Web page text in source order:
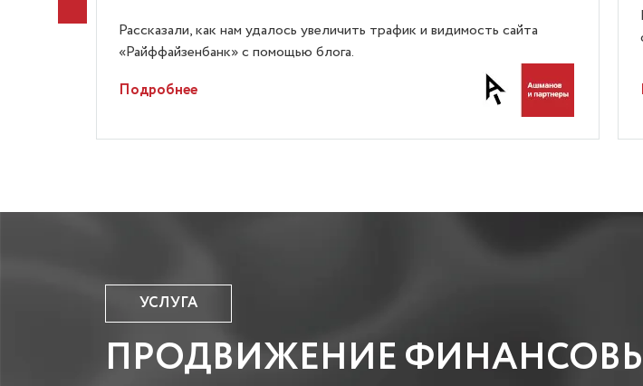
Рассказали, как нам удалось увеличить трафик и видимость сайта
«Райффайзенбанк» с помощью блога.
Подробнее
УСЛУГА
ПРОДВИЖЕНИЕ